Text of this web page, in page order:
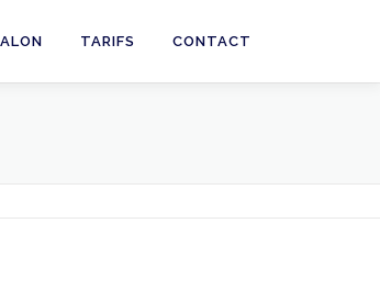
TARIFS CONTACT